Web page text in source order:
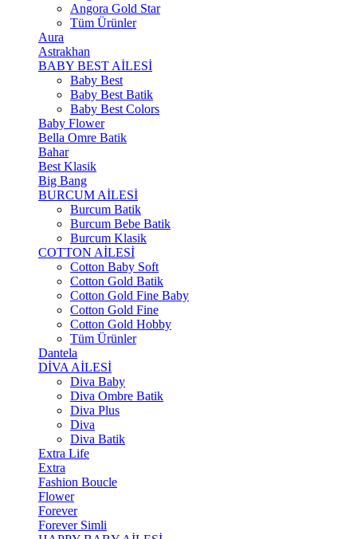
Angora Gold Star
Tüm Ürünler
Aura
Astrakhan
BABY BEST AİLESİ
Baby Best
Baby Best Batik
Baby Best Colors
Baby Flower
Bella Omre Batik
Bahar
Best Klasik
Big Bang
BURCUM AİLESİ
Burcum Batik
Burcum Bebe Batik
Burcum Klasik
COTTON AİLESİ
Cotton Baby Soft
Cotton Gold Batik
Cotton Gold Fine Baby
Cotton Gold Fine
Cotton Gold Hobby
Tüm Ürünler
Dantela
DİVA AİLESİ
Diva Baby
Diva Ombre Batik
Diva Plus
Diva
Diva Batik
Extra Life
Extra
Fashion Boucle
Flower
Forever
Forever Simli